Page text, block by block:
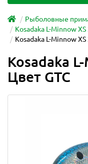
Рыболовные
Kosadaka L-Minnow XS
Kosadaka L-Minnow XS
Kosadaka
Цвет GTC